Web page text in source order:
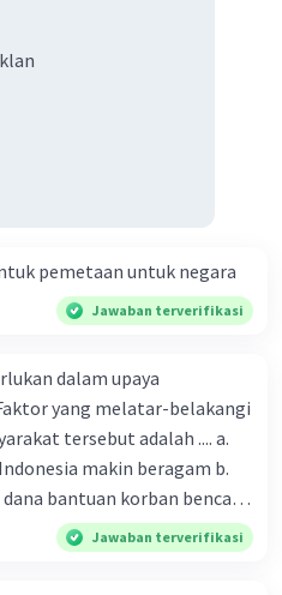
pemetaan untuk negara
Jawaban terverifikasi
dalam upaya
yang melatar-belakangi
tersebut adalah .... a.
makin beragam b.
bantuan korban bencana
kebencanaan
d. masyarakat
Jawaban terverifikasi